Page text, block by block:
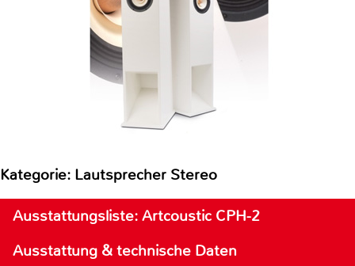
Kategorie: Lautsprecher Stereo
Ausstattungsliste: Artcoustic CPH-2
Ausstattung & technische Daten